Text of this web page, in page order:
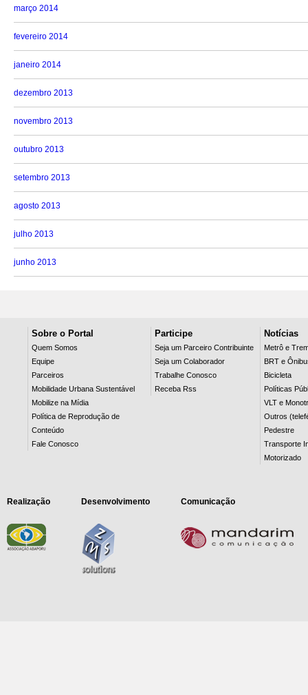
março 2014
fevereiro 2014
janeiro 2014
dezembro 2013
novembro 2013
outubro 2013
setembro 2013
agosto 2013
julho 2013
junho 2013
Sobre o Portal
Quem Somos
Equipe
Parceiros
Mobilidade Urbana Sustentável
Mobilize na Mídia
Política de Reprodução de
Conteúdo
Fale Conosco
Participe
Seja um Parceiro Contribuinte
Seja um Colaborador
Trabalhe Conosco
Receba Rss
Notícias
Metrô e
BRT e
Bicicleta
Políticas
VLT e
Outros
Pedestre
Transporte
Motorizado
Realização Desenvolvimento Comunicação